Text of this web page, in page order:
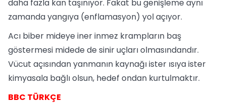
daha fazla kan taşınıyor. Fakat bu genişleme aynı
zamanda yangıya (enflamasyon) yol açıyor.
Acı biber mideye iner inmez krampların baş
göstermesi midede de sinir uçları olmasındandır.
Vücut açısından yanmanın kaynağı ister ısıya ister
kimyasala bağlı olsun, hedef ondan kurtulmaktır.
BBC TÜRKÇE